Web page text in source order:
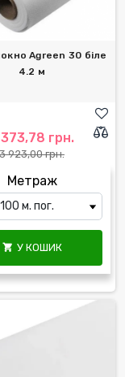
Agreen 30 біле
4.2 м
грн.
3 923,00 грн.
Метраж
 У КОШИК